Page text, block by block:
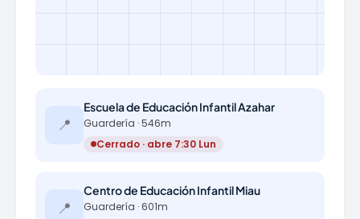
📍
Escuela de Educación Infantil Azahar
Guardería · 546m
Cerrado · abre 7:30 Lun
📍
Centro de Educación Infantil Miau
Guardería · 601m